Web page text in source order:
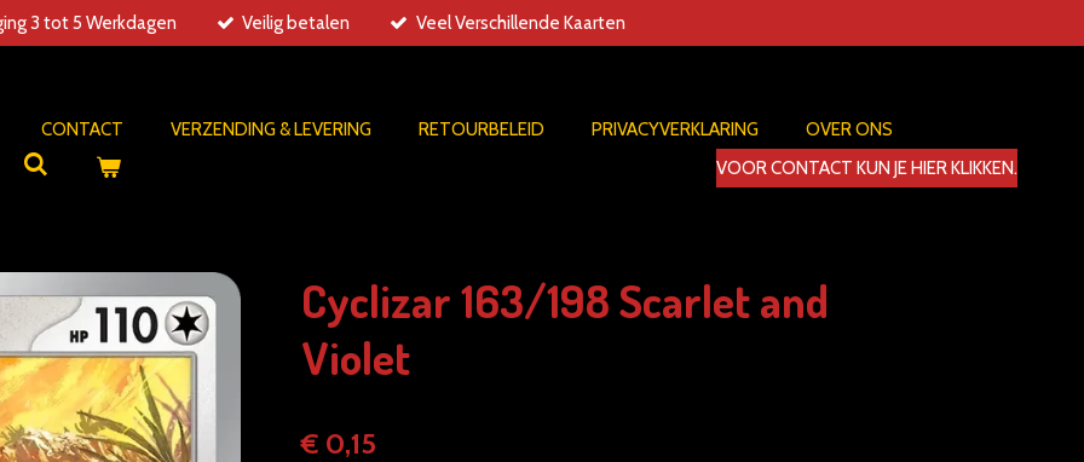
3 tot 5 Werkdagen Veilig betalen Veel Verschillende Kaarten
CONTACT VERZENDING & LEVERING RETOURBELEID PRIVACYVERKLARING
OVER ONS
VOOR CONTACT KUN JE HIER KLIKKEN.
Cyclizar 163/198 Scarlet and
Violet
€ 0,15